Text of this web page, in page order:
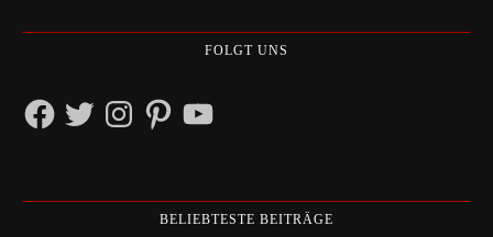
FOLGT UNS
FacebookTwitterInstagramPinterestYouTube
BELIEBTESTE BEITRÄGE